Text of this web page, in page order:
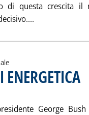
di questa crescita il
George